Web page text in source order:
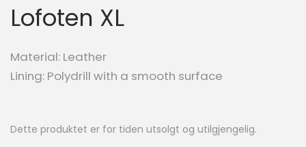
Lofoten XL
Material: Leather
Lining: Polydrill with a smooth surface
Dette produktet er for tiden utsolgt og utilgjengelig.